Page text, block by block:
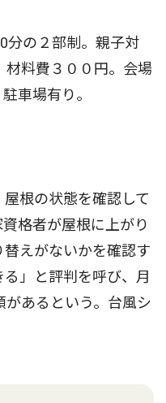
の２部制。親子対
材料費３００円。会場
車場有り。
根の状態を確認して
格者が屋根に上がり
えがないかを確認す
」と評判を呼び、月
があるという。台風シ